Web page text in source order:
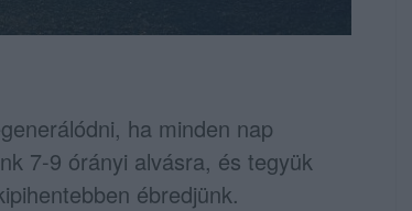
ha minden nap
7-9 órányi alvásra, és tegyük
ébredjünk.